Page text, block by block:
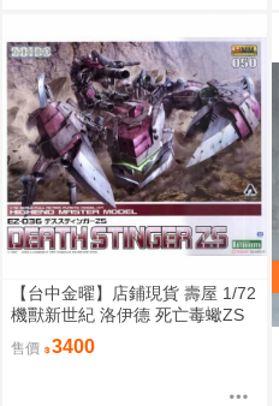
【台中金曜】店鋪現貨 壽屋 1/72
機獸新世紀 洛伊德 死亡毒蠍ZS
EZ-036
售價 3400